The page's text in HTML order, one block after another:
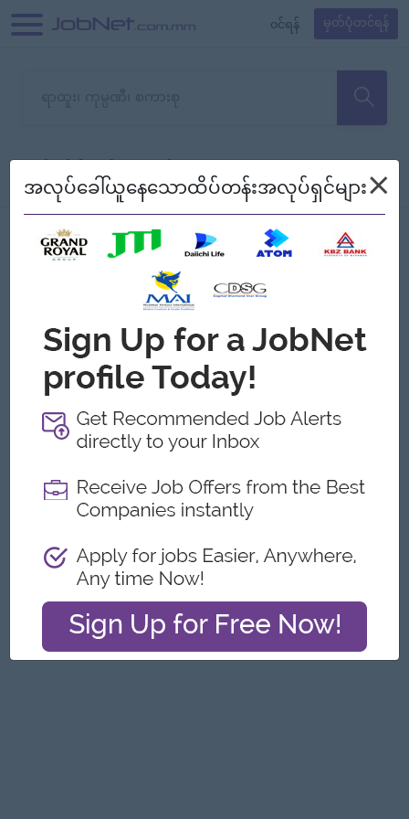
၀င်ရန် မှတ်ပုံတင်ရန်
သော အလုပ်မရှိသေးပါ။
စစ်ရန် စဉ်၍ကြည့်မည်
အလုပ်ခေါ်ယူနေသောထိပ်တန်းအလုပ်ရှင်များ×